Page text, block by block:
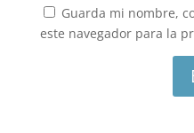
Guarda mi nombre,
este navegador para la